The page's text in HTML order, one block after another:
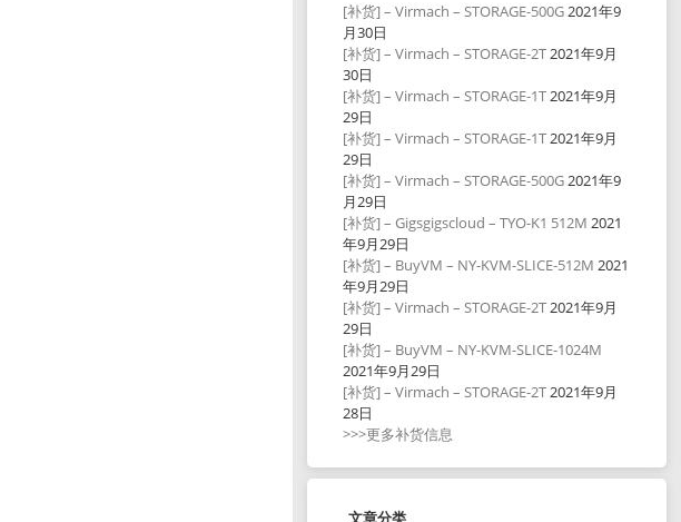
[补货] – Virmach – STORAGE-500G2021年9
月30日
[补货] – Virmach – STORAGE-2T2021年9月
30日
[补货] – Virmach – STORAGE-1T2021年9月
29日
[补货] – Virmach – STORAGE-1T2021年9月
29日
[补货] – Virmach – STORAGE-500G2021年9
月29日
[补货] – Gigsgigscloud – TYO-K1 512M 2021
年9月29日
[补货] – BuyVM – NY-KVM-SLICE-512M 2021
年9月29日
[补货] – Virmach – STORAGE-2T2021年9月
29日
[补货] – BuyVM – NY-KVM-SLICE-1024M
2021年9月29日
[补货] – Virmach – STORAGE-2T2021年9月
28日
>>>更多补货信息
文章分类